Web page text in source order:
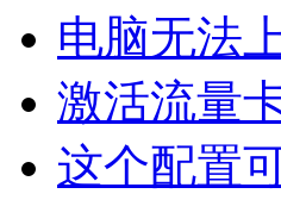
电脑无法
激活流量
这个配置